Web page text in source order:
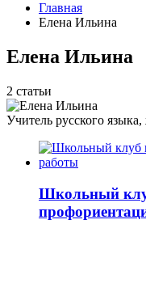
Главная
Елена Ильина
Елена Ильина
2 статьи
Учитель русского
Школьный